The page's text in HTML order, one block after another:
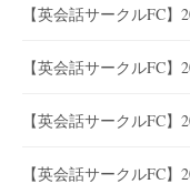
【英会話サークルFC
【英会話サークルFC
【英会話サークルFC
【英会話サークルFC】